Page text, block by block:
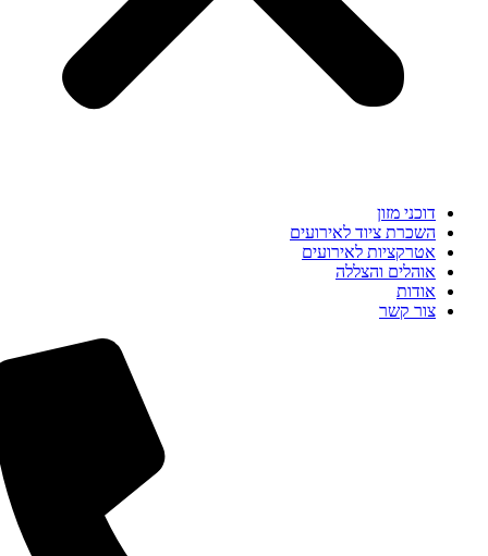
דוכני מזון
השכרת ציוד לאירועים
אטרקציות לאירועים
אוהלים והצללה
אודות
צור קשר